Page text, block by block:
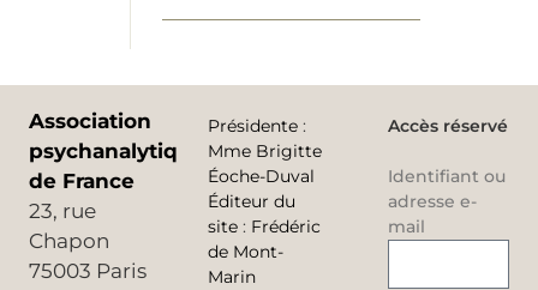
Association
psychanalytique
de France
23, rue
Chapon
75003 Paris
Présidente :
Mme Brigitte
Éoche-Duval
Éditeur du
site : Frédéric
de Mont-
Marin
Accès réservé
Identifiant ou
adresse e-
mail